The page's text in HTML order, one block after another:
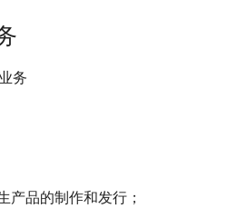
务
产品的制作和发行；